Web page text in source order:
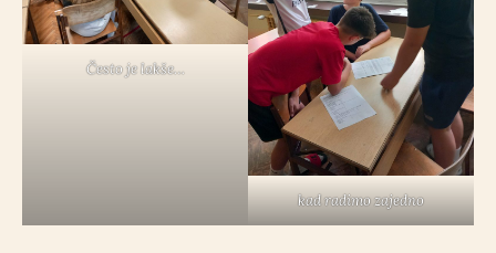
Često je lakše…
kad radimo zajedno